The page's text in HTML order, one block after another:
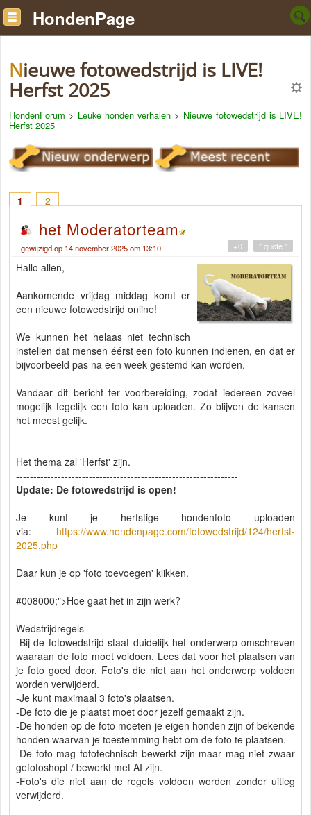
HondenPage
Nieuwe fotowedstrijd is LIVE!
Herfst 2025
HondenForum > Leuke honden verhalen > Nieuwe fotowedstrijd is LIVE!
Herfst 2025
1 2
het Moderatorteam
gewijzigd op 14 november 2025 om 13:10 " quote "
+0
Hallo allen,
Aankomende vrijdag middag komt er
een nieuwe fotowedstrijd online!
We kunnen het helaas niet technisch
instellen dat mensen éérst een foto kunnen indienen, en dat er
bijvoorbeeld pas na een week gestemd kan worden.
Vandaar dit bericht ter voorbereiding, zodat iedereen zoveel
mogelijk tegelijk een foto kan uploaden. Zo blijven de kansen
het meest gelijk.
Het thema zal 'Herfst' zijn.
----------------------------------------------------------------
Update: De fotowedstrijd is open!
Je kunt je herfstige hondenfoto uploaden
via: https://www.hondenpage.com/fotowedstrijd/124/herfst-
2025.php
Daar kun je op 'foto toevoegen' klikken.
#008000;">Hoe gaat het in zijn werk?
Wedstrijdregels
-Bij de fotowedstrijd staat duidelijk het onderwerp omschreven
waaraan de foto moet voldoen. Lees dat voor het plaatsen van
je foto goed door. Foto's die niet aan het onderwerp voldoen
worden verwijderd.
-Je kunt maximaal 3 foto's plaatsen.
-De foto die je plaatst moet door jezelf gemaakt zijn.
-De honden op de foto moeten je eigen honden zijn of bekende
honden waarvan je toestemming hebt om de foto te plaatsen.
-De foto mag fototechnisch bewerkt zijn maar mag niet zwaar
gefotoshopt / bewerkt met AI zijn.
-Foto's die niet aan de regels voldoen worden zonder uitleg
verwijderd.